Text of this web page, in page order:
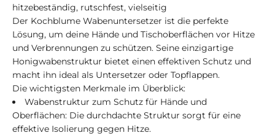
hitzebeständig, rutschfest, vielseitig
Der Kochblume Wabenuntersetzer ist die perfekte
Lösung, um deine Hände und Tischoberflächen vor Hitze
und Verbrennungen zu schützen. Seine einzigartige
Honigwabenstruktur bietet einen effektiven Schutz und
macht ihn ideal als Untersetzer oder Topflappen.
Die wichtigsten Merkmale im Überblick:
Wabenstruktur zum Schutz für Hände und
Oberflächen: Die durchdachte Struktur sorgt für eine
effektive Isolierung gegen Hitze.